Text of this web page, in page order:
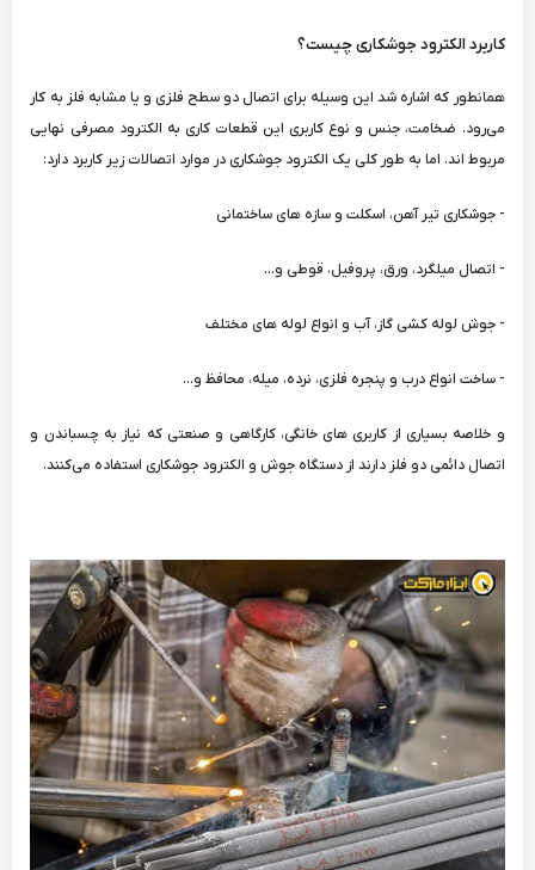
کاربرد الکترود جوشکاری چیست؟
همانطور که اشاره شد این وسیله برای اتصال دو سطح فلزی و یا مشابه فلز به کار
می‌رود. ضخامت، جنس و نوع کاربری این قطعات کاری به الکترود مصرفی نهایی
مربوط اند. اما به طور کلی یک الکترود جوشکاری در موارد اتصالات زیر کاربرد دارد:
- جوشکاری تیر آهن، اسکلت و سازه های ساختمانی
- اتصال میلگرد، ورق، پروفیل، قوطی و...
- جوش لوله کشی گاز، آب و انواع لوله های مختلف
- ساخت انواع درب و پنجره فلزی، نرده، میله، محافظ و...
و خلاصه بسیاری از کاربری های خانگی، کارگاهی و صنعتی که نیاز به چسباندن و
اتصال دائمی دو فلز دارند از دستگاه جوش و الکترود جوشکاری استفاده می‌کنند.